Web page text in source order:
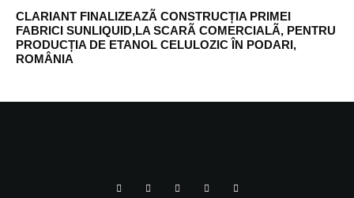
CLARIANT FINALIZEAZÃ CONSTRUCȚIA PRIMEI
FABRICI SUNLIQUID,LA SCARÃ COMERCIALÃ, PENTRU
PRODUCȚIA DE ETANOL CELULOZIC ÎN PODARI,
ROMÂNIA